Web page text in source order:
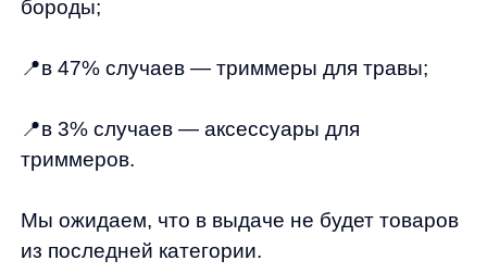
стратегия получает штраф.
Метрика № 5. Это метрика атрибутных
в составе которого присутствует значение
атрибута из фида. Те самые характеристики
товаров, о которых рассказывал Артем.
Соответственно, от стратегии мы требуем
выдачу из товаров с указанными